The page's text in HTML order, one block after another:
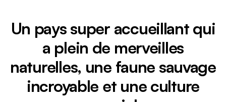
Un pays super accueillant qui
a plein de merveilles
naturelles, une faune sauvage
incroyable et une culture